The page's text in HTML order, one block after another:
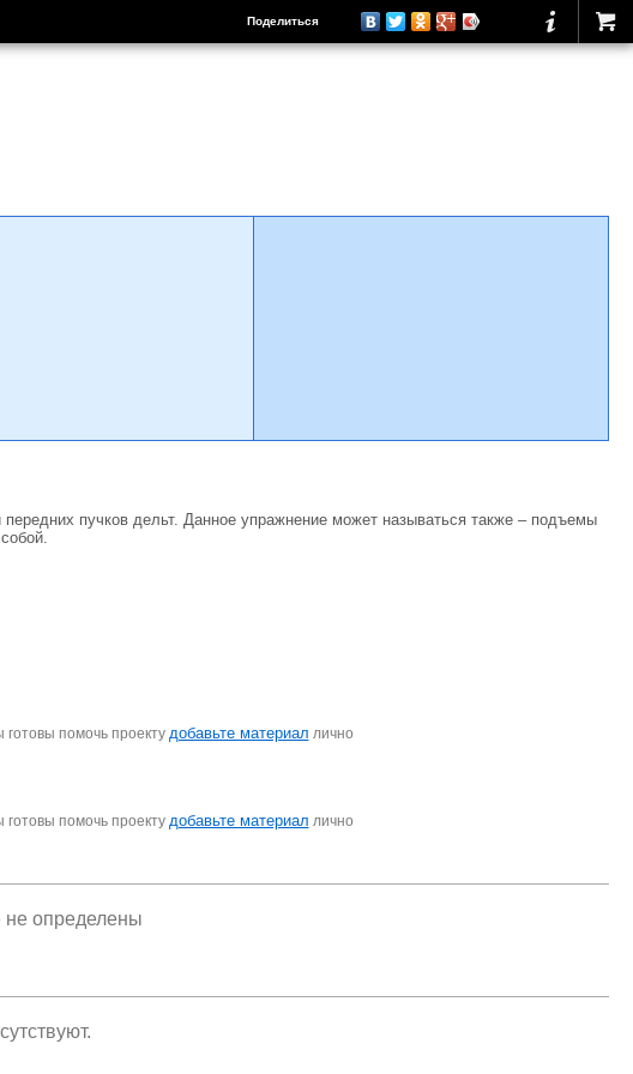
Поделиться
пучков дельт. Данное упражнение может называться также – подъемы
помочь проекту добавьте материал лично
помочь проекту добавьте материал лично
определены